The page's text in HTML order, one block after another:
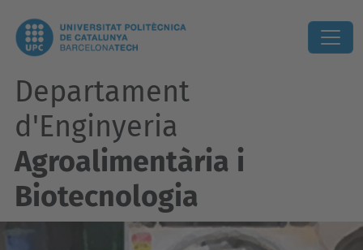
Departament
d'Enginyeria
Agroalimentària i
Biotecnologia